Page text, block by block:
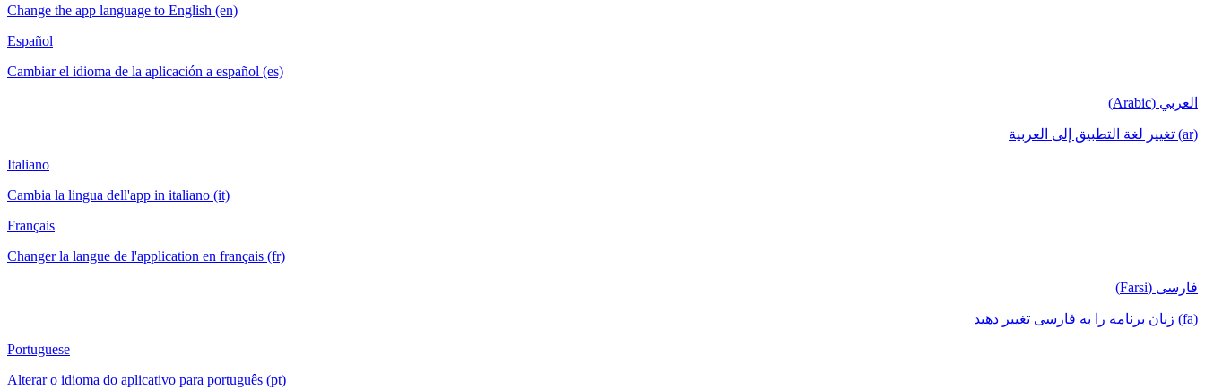
Change the app language to English (en)
Español
Cambiar el idioma de la aplicación a español (es)
العربي (Arabic)
(ar) تغيير لغة التطبيق إلى العربية
Italiano
Cambia la lingua dell'app in italiano (it)
Français
Changer la langue de l'application en français (fr)
فارسی (Farsi)
(fa) زبان برنامه را به فارسی تغییر دهید
Portuguese
Alterar o idioma do aplicativo para português (pt)